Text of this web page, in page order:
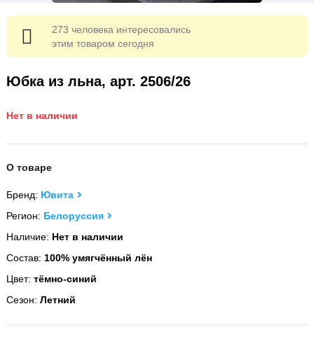
Юбка из льна, арт. 2506/26
Нет в наличии
О товаре
Бренд: Ювита
Регион: Белоруссия
Наличие: Нет в наличии
Состав: 100% умягчённый лён
Цвет: тёмно-синий
Сезон: Летний
273 человека интересовались
этим товаром сегодня